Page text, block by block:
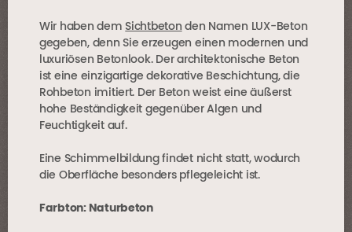
Wir haben dem Sichtbeton den Namen LUX-Beton
gegeben, denn Sie erzeugen einen modernen und
luxuriösen Betonlook. Der architektonische Beton
ist eine einzigartige dekorative Beschichtung, die
Rohbeton imitiert. Der Beton weist eine äußerst
hohe Beständigkeit gegenüber Algen und
Feuchtigkeit auf.
Eine Schimmelbildung findet nicht statt, wodurch
die Oberfläche besonders pflegeleicht ist.
Farbton: Naturbeton